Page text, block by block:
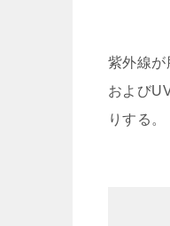
紫外線が
および
りする。